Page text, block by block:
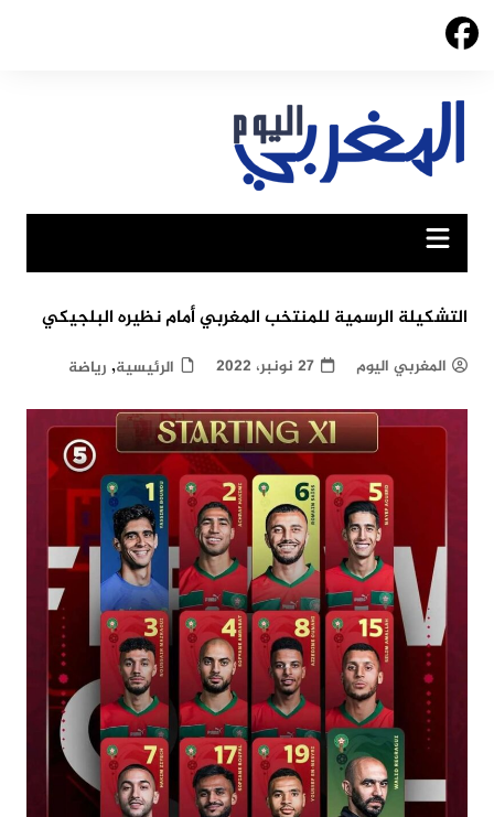
Skip
التشكيلة الرسمية للمنتخب المغربي أمام نظيره البلجيكي
المغربي اليوم 27 نونبر، 2022 الرئيسية, رياضة